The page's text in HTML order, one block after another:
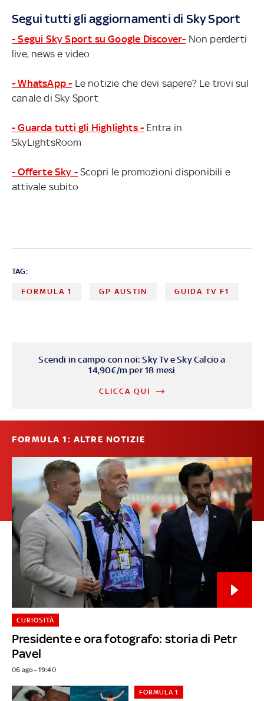
Segui tutti gli aggiornamenti di Sky Sport
- Segui Sky Sport su Google Discover- Non perderti
live, news e video
- WhatsApp - Le notizie che devi sapere? Le trovi sul
canale di Sky Sport
- Guarda tutti gli Highlights - Entra in
SkyLightsRoom
- Offerte Sky - Scopri le promozioni disponibili e
attivale subito
TAG:
FORMULA 1 GP AUSTIN GUIDA TV F1
Scendi in campo con noi: Sky Tv e Sky Calcio a
14,90€/m per 18 mesi
CLICCA QUI
FORMULA 1: ALTRE NOTIZIE
Presidente e ora fotografo: storia di Petr
Pavel
CURIOSITÀ
06 ago - 19:40
FORMULA 1